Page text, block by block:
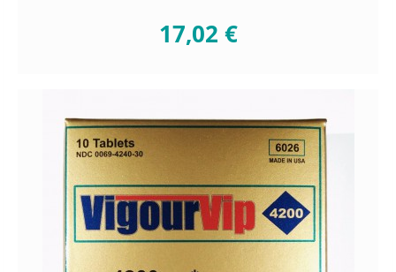
17,02 €